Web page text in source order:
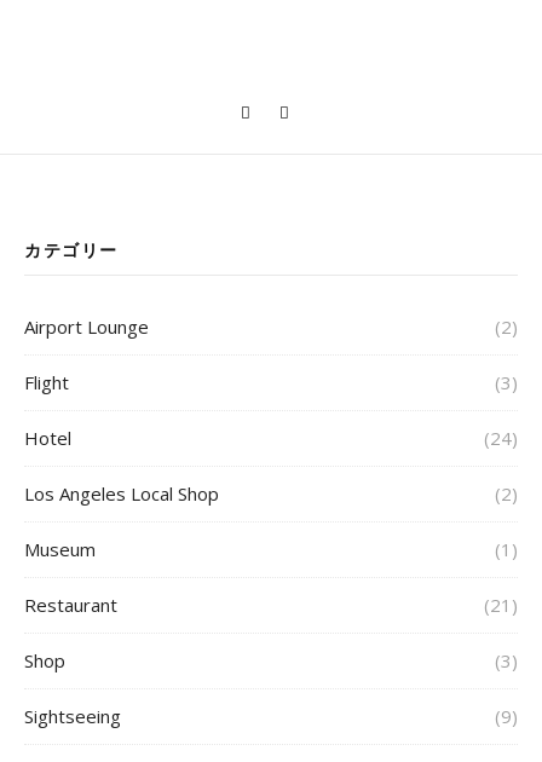
カテゴリー
Airport Lounge (2)
Flight (3)
Hotel (24)
Los Angeles Local Shop (2)
Museum (1)
Restaurant (21)
Shop (3)
Sightseeing (9)